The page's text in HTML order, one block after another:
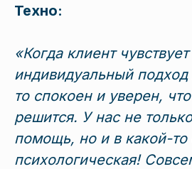
Техно:
«Когда клиент чувствует
индивидуальный
то спокоен и уверен,
решится. У нас не
помощь, но и в какой-то
психологическая!